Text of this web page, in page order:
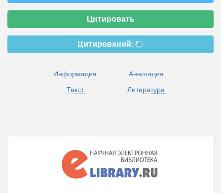
Цитировать
Цитирований:
Информация
Аннотация
Текст
Литература